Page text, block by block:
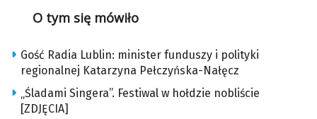
O tym się mówiło
Gość Radia Lublin: minister funduszy i polityki
regionalnej Katarzyna Pełczyńska-Nałęcz
„Śladami Singera”. Festiwal w hołdzie nobliście
[ZDJĘCIA]